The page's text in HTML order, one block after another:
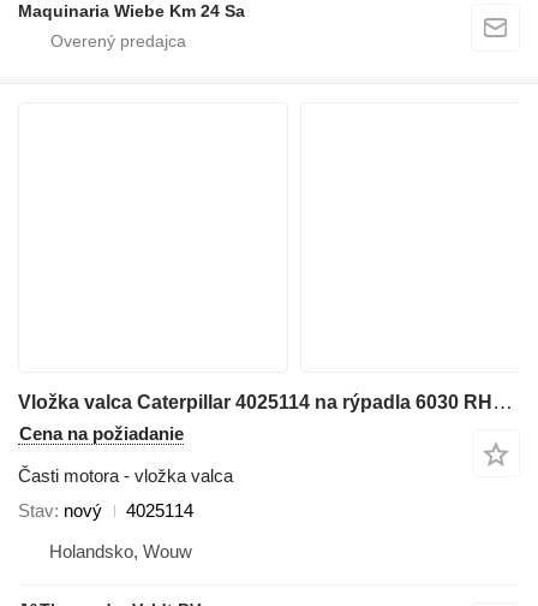
Maquinaria Wiebe Km 24 Sa
Vložka valca Caterpillar 4025114 na rýpadla 6030 RH70 6040FS
Cena na požiadanie
Časti motora - vložka valca
Stav nový
4025114
Holandsko, Wouw